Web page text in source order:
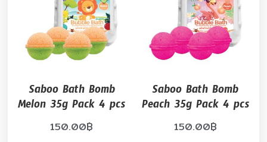
Saboo Bath Bomb
Melon 35g Pack 4 pcs
150.00฿
Saboo Bath Bomb
Peach 35g Pack 4 pcs
150.00฿